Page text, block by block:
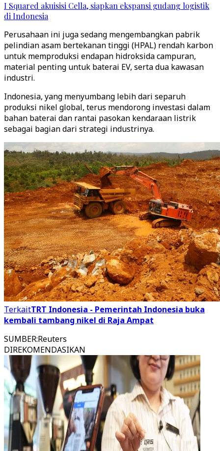
I Squared akuisisi Cella, siapkan ekspansi gudang logistik
di Indonesia
Perusahaan ini juga sedang mengembangkan pabrik
pelindian asam bertekanan tinggi (HPAL) rendah karbon
untuk memproduksi endapan hidroksida campuran,
material penting untuk baterai EV, serta dua kawasan
industri.
Indonesia, yang menyumbang lebih dari separuh
produksi nikel global, terus mendorong investasi dalam
bahan baterai dan rantai pasokan kendaraan listrik
sebagai bagian dari strategi industrinya.
TerkaitTRT Indonesia - Pemerintah Indonesia buka
kembali tambang nikel di Raja Ampat
SUMBER:Reuters
DIREKOMENDASIKAN